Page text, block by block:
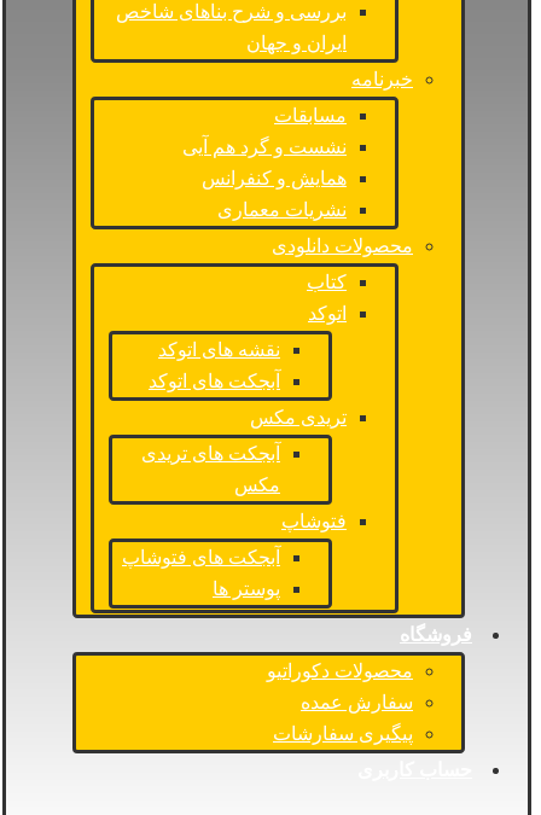
بررسی و شرح بناهای شاخص
ایران و جهان
خبرنامه
مسابقات
نشست و گرد هم آیی
همایش و کنفرانس
نشریات معماری
محصولات دانلودی
کتاب
اتوکد
نقشه های اتوکد
آبجکت های اتوکد
تریدی مکس
آبجکت های تریدی
مکس
فتوشاپ
آبجکت های فتوشاپ
پوستر ها
فروشگاه
محصولات دکوراتیو
سفارش عمده
پیگیری سفارشات